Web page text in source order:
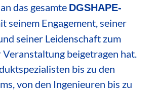
das gesamte DGSHAPE-
seinem Engagement, seiner
seiner Leidenschaft zum
beigetragen hat.
bis zu den
von den Ingenieuren bis zu